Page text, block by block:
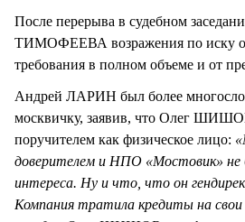
После перерыва в судебном
ТИМОФЕЕВА возражения по иску
требования в полном объеме и от
Андрей ЛАРИН был более
москвичку, заявив, что Олег
поручителем как физическое лицо:
доверителем и НПО «Мостовик» не
интереса. Ну и что, что он
Компания тратила кредиты на свои